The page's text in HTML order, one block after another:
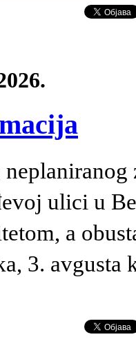
neplaniranog
ulici u
a
3. avgusta